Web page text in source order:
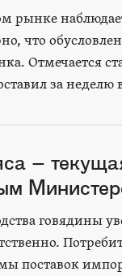
рынке
что
Отмечается
за неделю
–
говядины
поставок